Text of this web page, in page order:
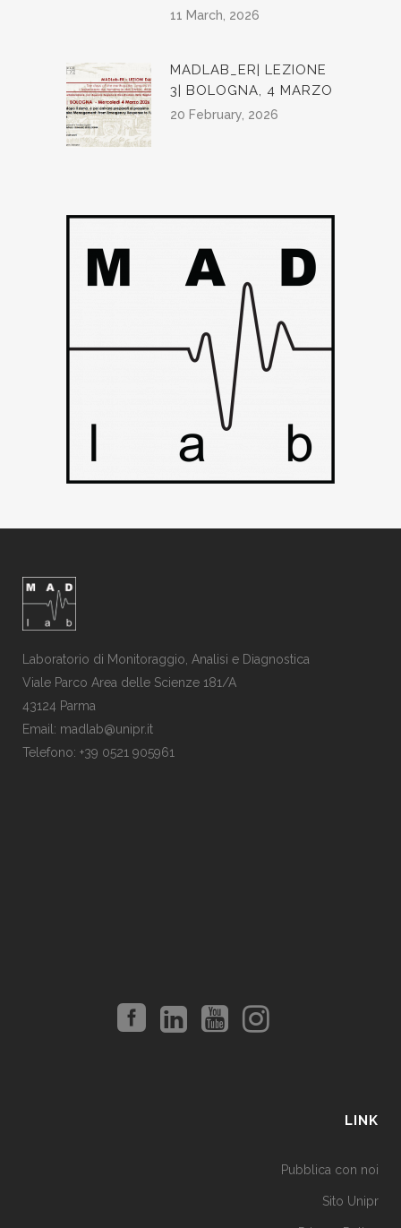
11 March, 2026
MADLAB_ER| LEZIONE
3| BOLOGNA, 4 MARZO
20 February, 2026
Laboratorio di Monitoraggio, Analisi e Diagnostica
Viale Parco Area delle Scienze 181/A
43124 Parma
Email: madlab@unipr.it
Telefono: +39 0521 905961
LINK
Pubblica con noi
Sito Unipr